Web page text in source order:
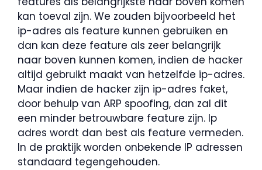
kan toeval zijn. We zouden bijvoorbeeld het
ip-adres als feature kunnen gebruiken en
dan kan deze feature als zeer belangrijk
naar boven kunnen komen, indien de hacker
altijd gebruikt maakt van hetzelfde ip-adres.
Maar indien de hacker zijn ip-adres faket,
door behulp van ARP spoofing, dan zal dit
een minder betrouwbare feature zijn. Ip
adres wordt dan best als feature vermeden.
In de praktijk worden onbekende IP adressen
standaard tegengehouden.